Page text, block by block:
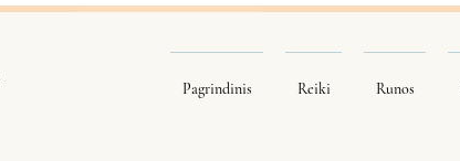
Pagrindinis Reiki Runos